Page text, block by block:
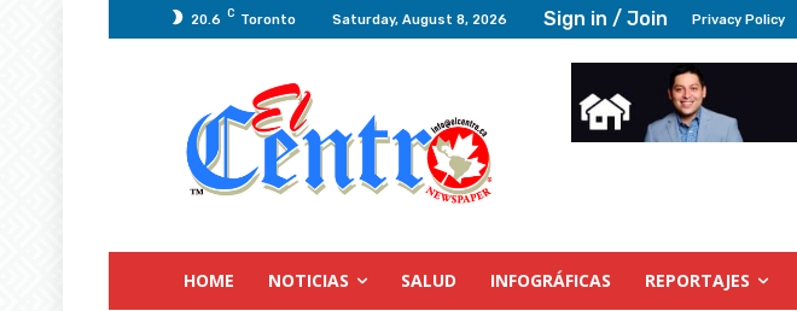
20.6 C Toronto Saturday, August 8, 2026 Sign in / Join Privacy Policy
HOME NOTICIAS SALUD INFOGRÁFICAS REPORTAJES